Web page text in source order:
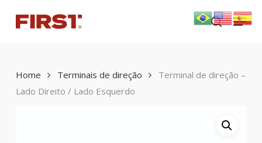
main
search
Menu
Home Terminais de direção
Terminal de direção –
Lado Direito / Lado Esquerdo